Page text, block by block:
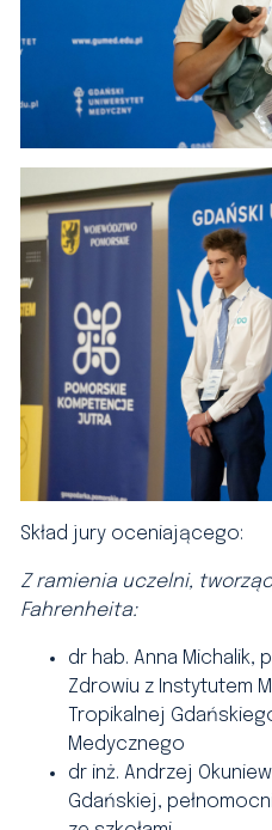
Skład jury oceniającego:
Z ramienia uczelni,
Fahrenheita:
dr hab. Anna Michalik,
Zdrowiu z Instytutem
Tropikalnej
Medycznego
dr inż. Andrzej
Gdańskiej,